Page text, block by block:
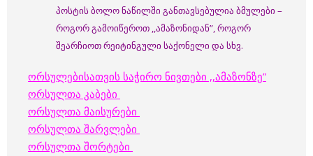
პოსტის ბოლო ნაწილში განთავსებულია ბმულები –
როგორ გამოიწეროთ ,,ამაზონიდან”, როგორ
შეარჩიოთ რეიტინგული საქონელი და სხვ.
ორსულებისათვის საჭირო ნივთები ,,ამაზონზე”
ორსულთა კაბები
ორსულთა მაისურები
ორსულთა შარვლები
ორსულთა შორტები